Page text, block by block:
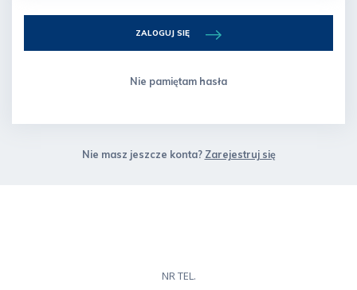
ZALOGUJ SIĘ
Nie pamiętam hasła
Nie masz jeszcze konta? Zarejestruj się
NR TEL.